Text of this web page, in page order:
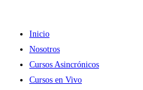
Inicio
Nosotros
Cursos Asincrónicos
Cursos en Vivo